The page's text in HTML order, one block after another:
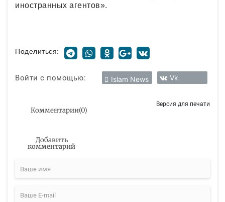
иностранных агентов».
Поделиться:
Войти с помощью: Islam News Vk
Комментарии(0)
Версия для печати
Добавить
комментарий